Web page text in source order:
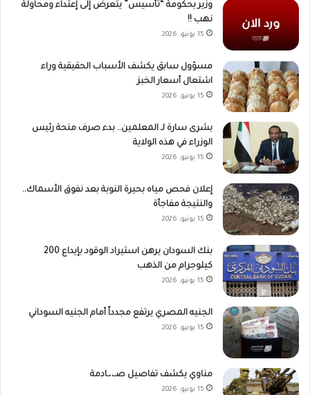
وزير بحكومة “تأسيس” يتعرض إلى إعتداء ومحاولة
نهب !!
15 يونيو، 2026
مسؤول سابق يكشف الأسباب الحقيقية وراء
اشتعال أسعار الخبز
15 يونيو، 2026
بشرى سارة لـ المعلمين.. بدء صرف منحة رئيس
الوزراء في هذه الولاية
15 يونيو، 2026
إعلان فحص مياه بحيرة النوبة بعد نفوق الأسماك..
والنتيجة مفاجأة
15 يونيو، 2026
بنك السودان يرهن استيراد الوقود بإيداع 200
كيلوجرام من الذهب
15 يونيو، 2026
الجنيه المصري يرتفع مجدداً أمام الجنيه السوداني
15 يونيو، 2026
مناوي يكشف تفاصيل صـ،،ـادمة
15 يونيو، 2026